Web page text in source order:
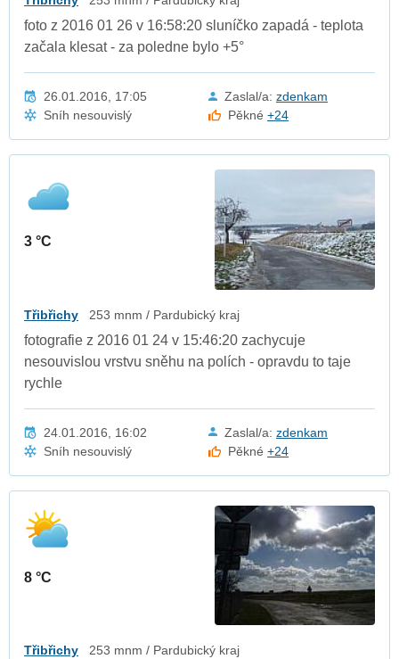
foto z 2016 01 26 v 16:58:20 sluníčko zapadá - teplota
začala klesat - za poledne bylo +5°
26.01.2016, 17:05 Zaslal/a: zdenkam
Sníh nesouvislý
Pěkné+24
3 °C
Třibřichy 253 mnm / Pardubický kraj
fotografie z 2016 01 24 v 15:46:20 zachycuje
nesouvislou vrstvu sněhu na polích - opravdu to taje
rychle
24.01.2016, 16:02 Zaslal/a: zdenkam
Sníh nesouvislý
Pěkné+24
8 °C
Třibřichy 253 mnm / Pardubický kraj